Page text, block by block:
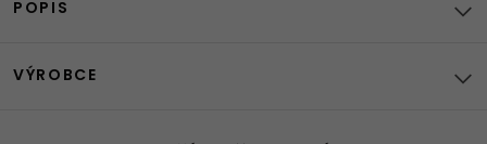
POPIS
VÝROBCE